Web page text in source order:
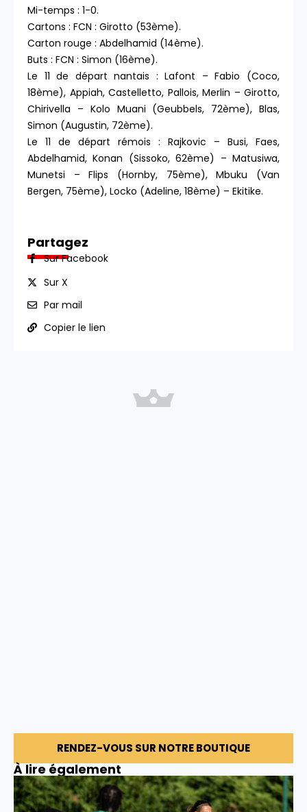
Mi-temps : 1-0.
Cartons : FCN : Girotto (53ème).
Carton rouge : Abdelhamid (14ème).
Buts : FCN : Simon (16ème).
Le 11 de départ nantais : Lafont – Fabio (Coco,
18ème), Appiah, Castelletto, Pallois, Merlin – Girotto,
Chirivella – Kolo Muani (Geubbels, 72ème), Blas,
Simon (Augustin, 72ème).
Le 11 de départ rémois : Rajkovic – Busi, Faes,
Abdelhamid, Konan (Sissoko, 62ème) – Matusiwa,
Munetsi – Flips (Hornby, 75ème), Mbuku (Van
Bergen, 75ème), Locko (Adeline, 18ème) – Ekitike.
Partagez
Sur Facebook
Sur X
Par mail
Copier le lien
RENDEZ-VOUS SUR NOTRE BOUTIQUE
À lire également